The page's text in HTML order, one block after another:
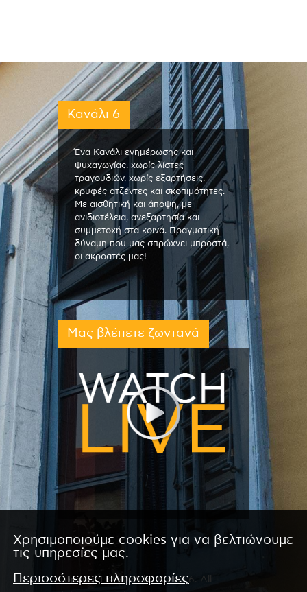
Κανάλι 6
Ένα Κανάλι ενημέρωσης και
ψυχαγωγίας, χωρίς λίστες
τραγουδιών, χωρίς εξαρτήσεις,
κρυφές ατζέντες και σκοπιμότητες.
Με αισθητική και άποψη, με
ανιδιοτέλεια, ανεξαρτησία και
συμμετοχή στα κοινά. Πραγματική
δύναμη που μας σπρώχνει μπροστά,
οι ακροατές μας!
Μας βλέπετε ζωντανά
Copyright © 2026 by Kanali 6. All
Χρησιμοποιούμε cookies για να βελτιώνουμε
τις υπηρεσίες μας.
Περισσότερες πληροφορίες